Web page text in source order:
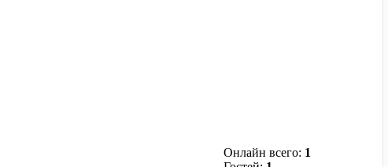
Онлайн всего: 1